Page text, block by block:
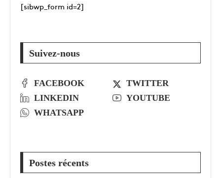
[sibwp_form id=2]
Suivez-nous
FACEBOOK
TWITTER
LINKEDIN
YOUTUBE
WHATSAPP
Postes récents